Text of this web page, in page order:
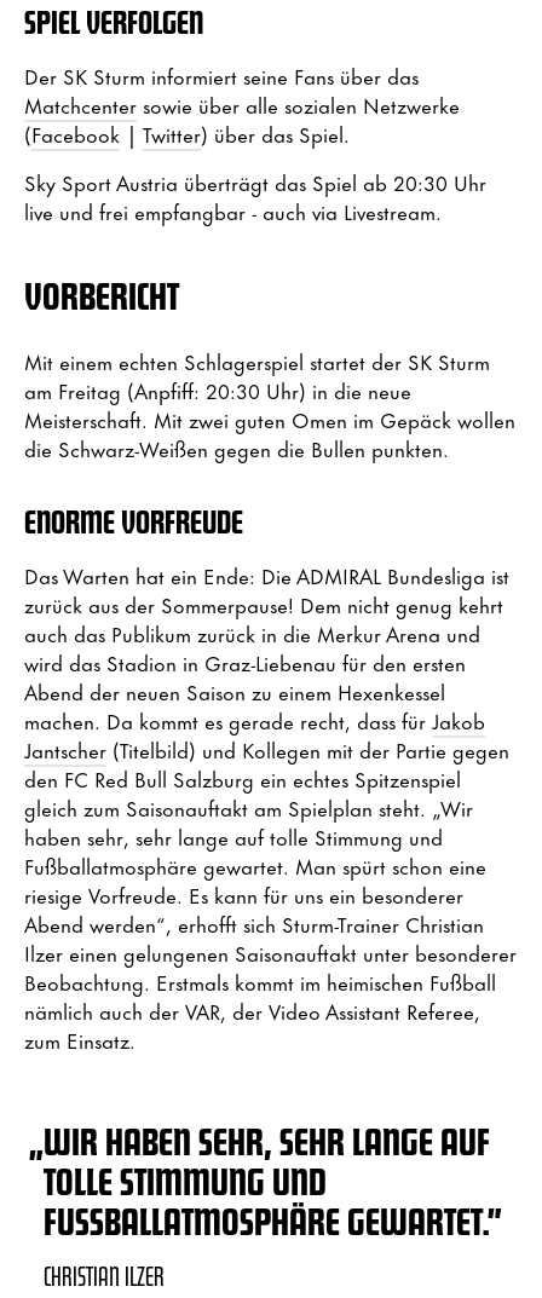
SPIEL VERFOLGEN
Der SK Sturm informiert seine Fans über das
Matchcentersowie über alle sozialen Netzwerke
(Facebook|Twitter) über das Spiel.
Sky Sport Austria überträgt das Spiel ab 20:30 Uhr
live und frei empfangbar - auch via Livestream.
VORBERICHT
Mit einem echten Schlagerspiel startet der SK Sturm
am Freitag (Anpfiff: 20:30 Uhr) in die neue
Meisterschaft. Mit zwei guten Omen im Gepäck wollen
die Schwarz-Weißen gegen die Bullen punkten.
ENORME VORFREUDE
Das Warten hat ein Ende: Die ADMIRAL Bundesliga ist
zurück aus der Sommerpause! Dem nicht genug kehrt
auch das Publikum zurück in die Merkur Arena und
wird das Stadion in Graz-Liebenau für den ersten
Abend der neuen Saison zu einem Hexenkessel
machen. Da kommt es gerade recht, dass fürJakob
Jantscher (Titelbild) und Kollegen mit der Partie gegen
den FC Red Bull Salzburg ein echtes Spitzenspiel
gleich zum Saisonauftakt am Spielplan steht. „Wir
haben sehr, sehr lange auf tolle Stimmung und
Fußballatmosphäre gewartet. Man spürt schon eine
riesige Vorfreude. Es kann für uns ein besonderer
Abend werden“, erhofft sich Sturm-Trainer Christian
Ilzer einen gelungenen Saisonauftakt unter besonderer
Beobachtung. Erstmals kommt im heimischen Fußball
nämlich auch der VAR, der Video Assistant Referee,
zum Einsatz.
„WIR HABEN SEHR, SEHR LANGE AUF
TOLLE STIMMUNG UND
FUSSBALLATMOSPHÄRE GEWARTET.”
CHRISTIAN ILZER